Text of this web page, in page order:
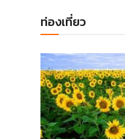
ท่องเที่ยว